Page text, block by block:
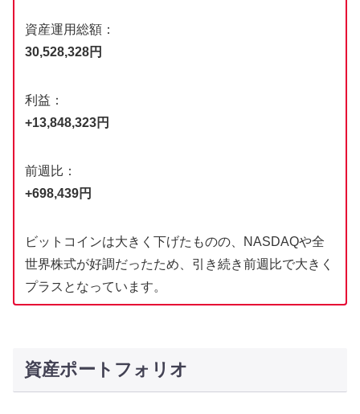
資産運用総額：
30,528,328円
利益：
+13,848,323円
前週比：
+698,439円
ビットコインは大きく下げたものの、NASDAQや全
世界株式が好調だったため、引き続き前週比で大きく
プラスとなっています。
資産ポートフォリオ